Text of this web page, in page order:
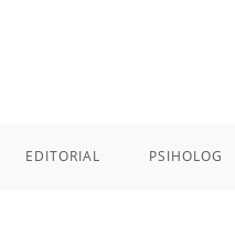
EDITORIAL PSIHOLOG